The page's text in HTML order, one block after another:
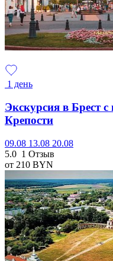
1 день
Экскурсия в Брест
Крепости
09.08 13.08 20.08
5.0 1 Отзыв
от 210 BYN